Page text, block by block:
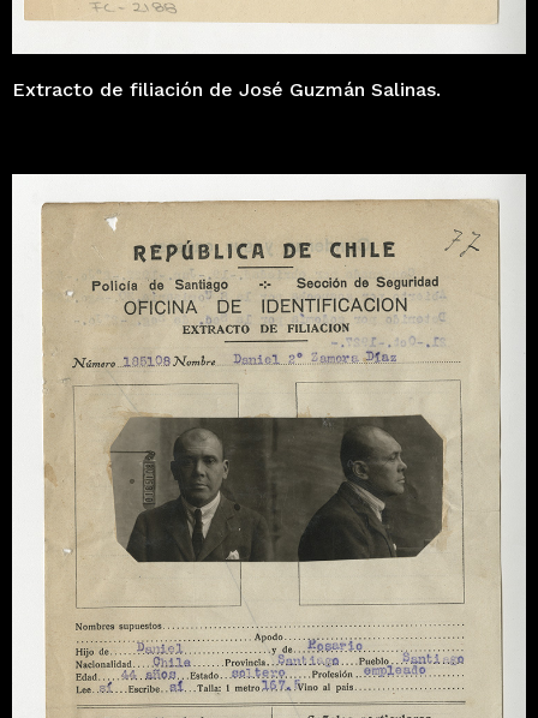
Extracto de filiación de José Guzmán Salinas.